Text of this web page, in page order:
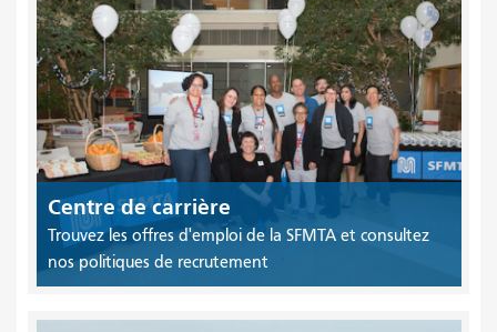
Centre de carrière
Trouvez les offres d'emploi de la SFMTA et consultez
nos politiques de recrutement